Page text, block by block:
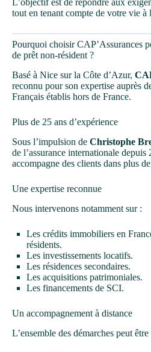
L’objectif est de répondre aux
tout en tenant compte de votre vie à
Pourquoi choisir CAP’Assurances
de prêt non-résident ?
Basé à Nice sur la Côte d’Azur,
reconnu pour son expertise auprès
Français établis hors de France.
Plus de 25 ans d’expérience
Sous l’impulsion de Christophe
de l’assurance internationale depuis
accompagne des clients dans plus
Une expertise reconnue
Nous intervenons notamment sur :
Les crédits immobiliers en
résidents.
Les investissements locatifs.
Les résidences secondaires.
Les acquisitions patrimoniales.
Les financements de SCI.
Un accompagnement à distance
L’ensemble des démarches peut être